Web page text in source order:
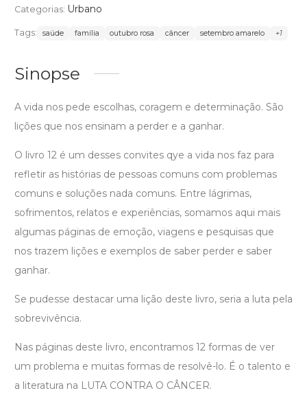
Categorias: Urbano
Tags: saúde família outubro rosa câncer setembro amarelo +1
Sinopse
A vida nos pede escolhas, coragem e determinação. São
lições que nos ensinam a perder e a ganhar.
O livro 12 é um desses convites qye a vida nos faz para
refletir as histórias de pessoas comuns com problemas
comuns e soluções nada comuns. Entre lágrimas,
sofrimentos, relatos e experiências, somamos aqui mais
algumas páginas de emoção, viagens e pesquisas que
nos trazem lições e exemplos de saber perder e saber
ganhar.
Se pudesse destacar uma lição deste livro, seria a luta pela
sobrevivência.
Nas páginas deste livro, encontramos 12 formas de ver
um problema e muitas formas de resolvê-lo. É o talento e
a literatura na LUTA CONTRA O CÂNCER.